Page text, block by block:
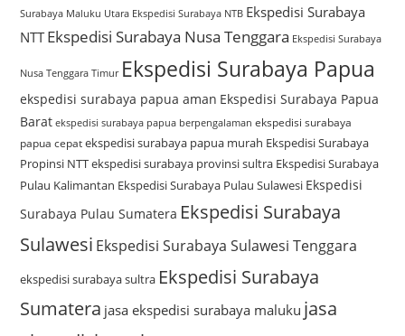
Surabaya Maluku Utara Ekspedisi Surabaya NTB Ekspedisi Surabaya
NTTEkspedisi Surabaya Nusa Tenggara Ekspedisi Surabaya
Nusa Tenggara Timur Ekspedisi Surabaya Papua
ekspedisi surabaya papua aman Ekspedisi Surabaya Papua
Barat ekspedisi surabaya papua berpengalaman ekspedisi surabaya
papua cepat ekspedisi surabaya papua murah Ekspedisi Surabaya
Propinsi NTTekspedisi surabaya provinsi sultra Ekspedisi Surabaya
Pulau Kalimantan Ekspedisi Surabaya Pulau Sulawesi Ekspedisi
Surabaya Pulau Sumatera Ekspedisi Surabaya
Sulawesi Ekspedisi Surabaya Sulawesi Tenggara
ekspedisi surabaya sultra Ekspedisi Surabaya
Sumatera jasa ekspedisi surabaya maluku jasa